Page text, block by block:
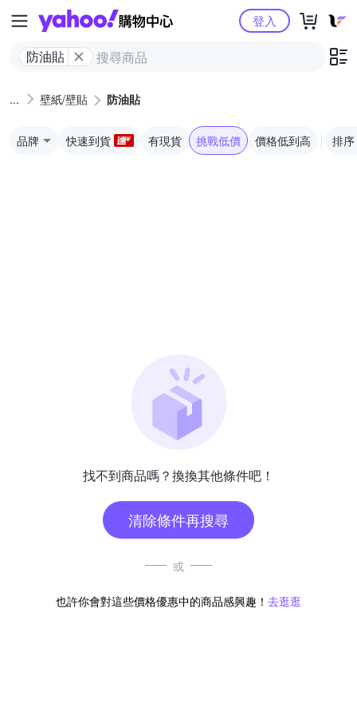
Yahoo購物中心
防油貼
登入
壁紙/壁貼 防油貼
品牌 快速到貨 有現貨 挑戰低價 價格低到高 排序
找不到商品嗎？換換其他條件吧！
清除條件再搜尋
或
也許你會對這些價格優惠中的商品感興趣！ 去逛逛